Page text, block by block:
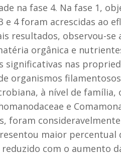
na fase 4. Na fase 1,
e 4 foram acrescidas ao
resultados, observou-se
orgânica e
nas
organismos
à nível de família,
e
foram
maior percentual
com o aumento